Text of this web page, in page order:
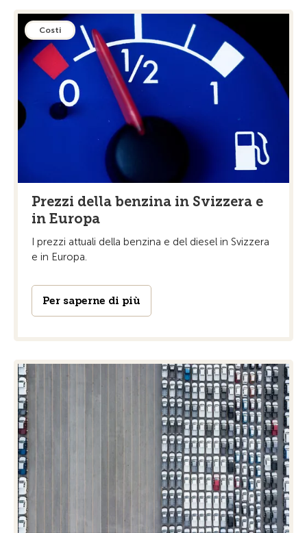
Costi
Prezzi della benzina in Svizzera e
in Europa
I prezzi attuali della benzina e del diesel in Svizzera
e in Europa.
Per saperne di più